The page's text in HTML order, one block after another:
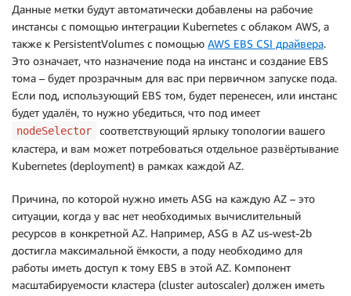
Данные метки будут автоматически добавлены на рабочие
инстансы с помощью интеграции Kubernetes с облаком AWS, а
также к PersistentVolumes с помощью AWS EBS CSI драйвера.
Это означает, что назначение пода на инстанс и создание EBS
тома – будет прозрачным для вас при первичном запуске пода.
Если под, использующий EBS том, будет перенесен, или инстанс
будет удалён, то нужно убедиться, что под имеет
nodeSelector
соответствующий ярлыку топологии вашего
кластера, и вам может потребоваться отдельное развёртывание
Kubernetes (deployment) в рамках каждой AZ.
Причина, по которой нужно иметь ASG на каждую AZ – это
ситуации, когда у вас нет необходимых вычислительный
ресурсов в конкретной AZ. Например, ASG в AZ us-west-2b
достигла максимальной ёмкости, а поду необходимо для
работы иметь доступ к тому EBS в этой AZ. Компонент
масштабируемости кластера (cluster autoscaler) должен иметь